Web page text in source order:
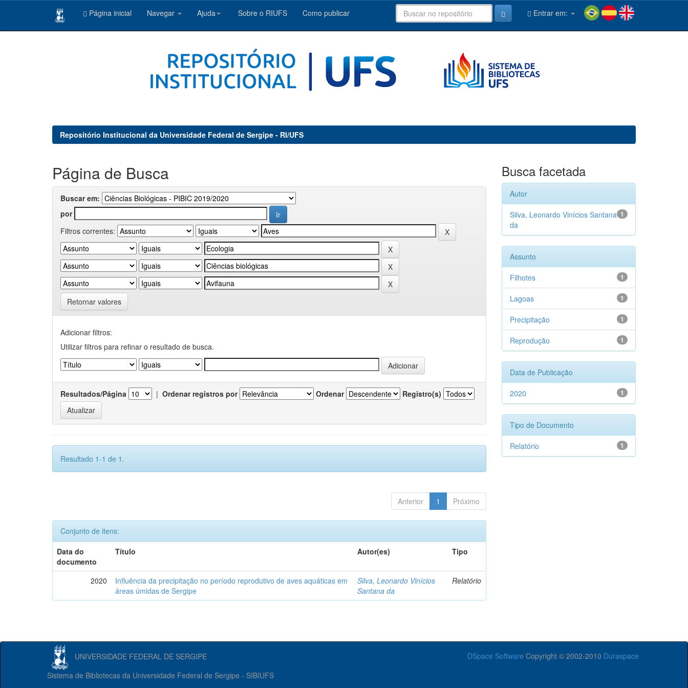
Página inicial Navegar Ajuda Sobre o RIUFS Como publicar Entrar em:
Repositório Institucional da Universidade Federal de Sergipe - RI/UFS
Página de Busca
Buscar em:
por
Filtros correntes:
Retornar valores
Adicionar filtros:
Utilizar filtros para refinar o resultado de busca.
Resultados/Página | Ordenar registros por Ordenar Registro(s)
Resultado 1-1 de 1.
Anterior 1 Próximo
Conjunto de itens:
Data do
documento
Título Autor(es) Tipo
2020
Influência da precipitação no período reprodutivo de aves aquáticas em
áreas úmidas de Sergipe
Silva, Leonardo Vinícios
Santana da
Relatório
Busca facetada
Autor
1
Silva, Leonardo Vinícios Santana
da
Assunto
1
Filhotes
1
Lagoas
1
Precipitação
1
Reprodução
Data de Publicação
1
2020
Tipo de Documento
1
Relatório
UNIVERSIDADE FEDERAL DE SERGIPE DSpace Software Copyright © 2002-2010 Duraspace
Sistema de Bibliotecas da Universidade Federal de Sergipe - SIBIUFS